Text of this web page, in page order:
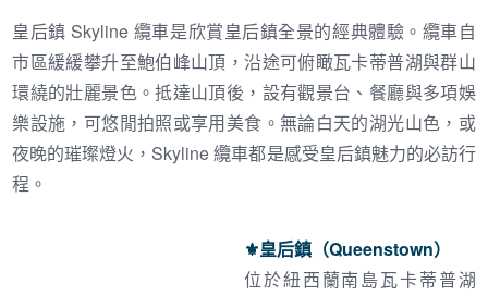
皇后鎮 Skyline 纜車是欣賞皇后鎮全景的經典體驗。纜車自
市區緩緩攀升至鮑伯峰山頂，沿途可俯瞰瓦卡蒂普湖與群山
環繞的壯麗景色。抵達山頂後，設有觀景台、餐廳與多項娛
樂設施，可悠閒拍照或享用美食。無論白天的湖光山色，或
夜晚的璀璨燈火，Skyline 纜車都是感受皇后鎮魅力的必訪行
程。
⚜︎皇后鎮（Queenstown）
位於紐西蘭南島瓦卡蒂普湖